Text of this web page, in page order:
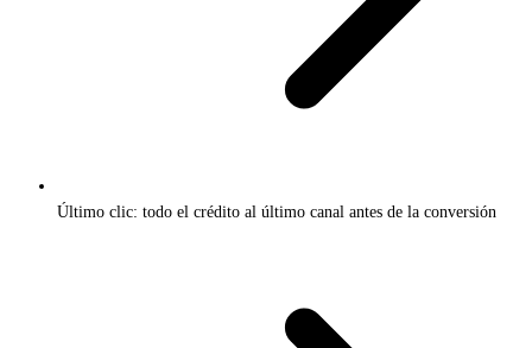
Último clic: todo el crédito al último canal antes de la conversión